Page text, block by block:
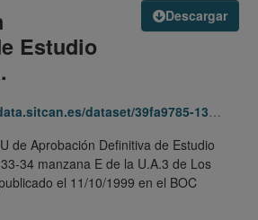
Descargar
Estudio
93779e4508d1/resource/08ca65c5-a8fa-4a17-98af-42417118247a/download/991001-aedpgo-lla-parcela33-34-lajones-240209-240209-sipu.zip
de Aprobación Definitiva de Estudio
34 manzana E de la U.A.3 de Los
el 11/10/1999 en el BOC